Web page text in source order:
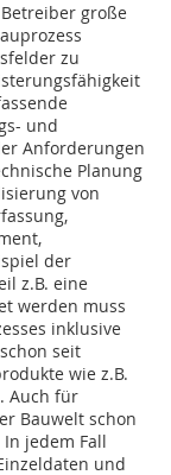
große
zu
und
Anforderungen
Planung
von
der
z.B. eine
werden muss
inklusive
seit
wie z.B.
Auch für
Bauwelt schon
jedem Fall
und